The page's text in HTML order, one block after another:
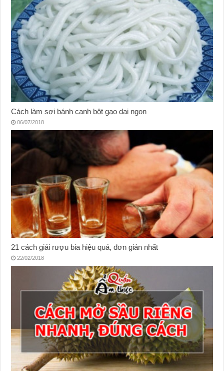
Cách làm sợi bánh canh bột gạo dai ngon
06/07/2018
21 cách giải rượu bia hiệu quả, đơn giản nhất
22/02/2018